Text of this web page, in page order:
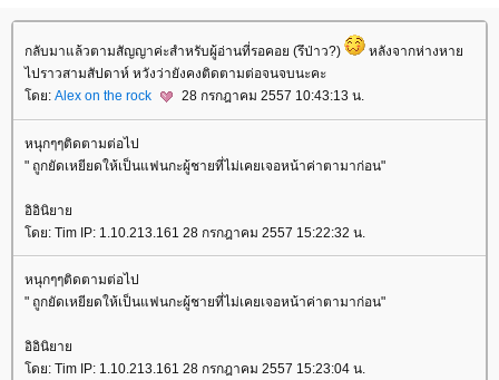
กลับมาแล้วตามสัญญาค่ะสำหรับผู้อ่านที่รอคอย (รึป่าว?)
หลังจากห่างหา
ไปราวสามสัปดาห์ หวังว่ายังคงติดตามต่อจนจบนะคะ
ดย: Alex on the rock 28 กรกฎาคม 2557 10:43:13 น.
หนุกๆๆติดตามต่อไป
" ถูกยัดเหยียดให้เป็นแฟนกะผู้ชายที่ไม่เคยเจอหน้าค่าตามาก่อน"
อิอินิยา
ดย: Tim IP: 1.10.213.161 28 กรกฎาคม 2557 15:22:32 น.
หนุกๆๆติดตามต่อไป
" ถูกยัดเหยียดให้เป็นแฟนกะผู้ชายที่ไม่เคยเจอหน้าค่าตามาก่อน"
อิอินิยา
ดย: Tim IP: 1.10.213.161 28 กรกฎาคม 2557 15:23:04 น.